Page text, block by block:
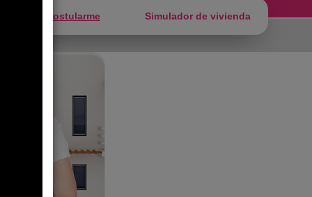
Quiero postularme Simulador de vivienda